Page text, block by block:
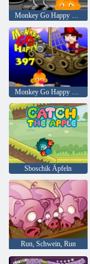
Monkey Go Happy Bühne 385
Monkey Go Happy Stage 397
Sboschik Äpfeln
Run, Schwein, Run